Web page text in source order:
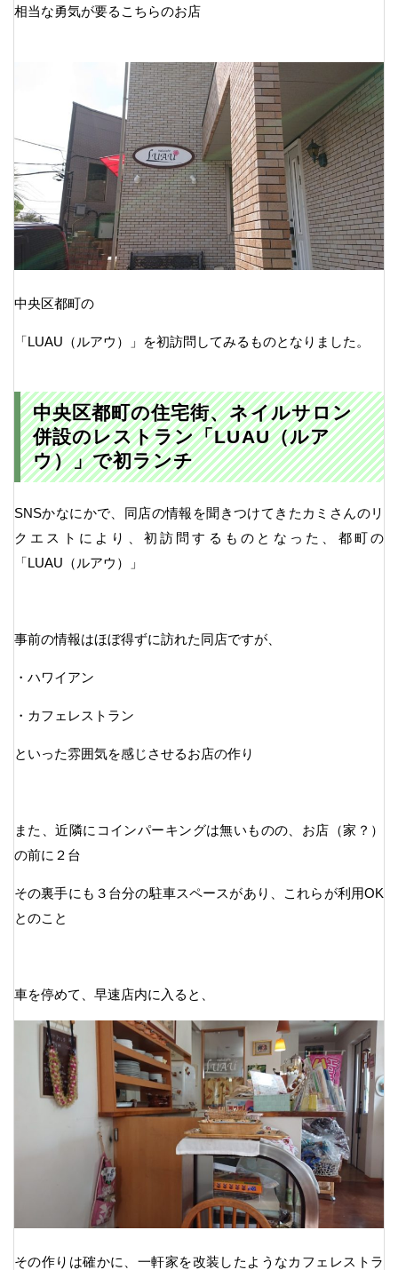
相当な勇気が要るこちらのお店
中央区都町の
「LUAU（ルアウ）」を初訪問してみるものとなりました。
中央区都町の住宅街、ネイルサロン
併設のレストラン「LUAU（ルア
ウ）」で初ランチ
SNSかなにかで、同店の情報を聞きつけてきたカミさんのリ
クエストにより、初訪問するものとなった、都町の
「LUAU（ルアウ）」
事前の情報はほぼ得ずに訪れた同店ですが、
・ハワイアン
・カフェレストラン
といった雰囲気を感じさせるお店の作り
また、近隣にコインパーキングは無いものの、お店（家？）
の前に２台
その裏手にも３台分の駐車スペースがあり、これらが利用OK
とのこと
車を停めて、早速店内に入ると、
その作りは確かに、一軒家を改装したようなカフェレストラ